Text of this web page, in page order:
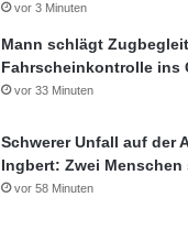
vor 3 Minuten
Mann schlägt
Fahrscheinkontrolle ins
vor 33 Minuten
Schwerer Unfall auf der
Ingbert: Zwei
vor 58 Minuten